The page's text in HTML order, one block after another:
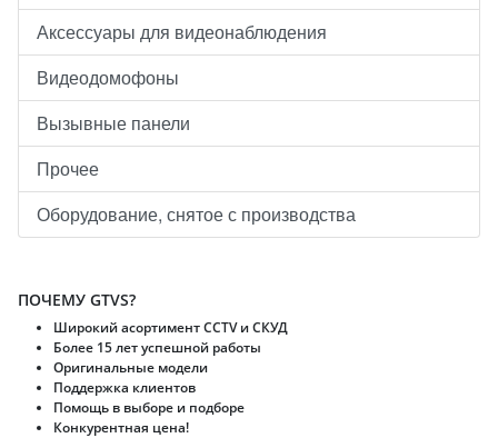
Аксессуары для видеонаблюдения
Видеодомофоны
Вызывные панели
Прочее
Оборудование, снятое с производства
ПОЧЕМУ GTVS?
Широкий асортимент CCTV и CКУД
Более 15 лет успешной работы
Оригинальные модели
Поддержка клиентов
Помощь в выборе и подборе
Конкурентная цена!